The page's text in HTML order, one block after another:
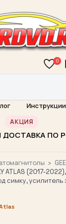
0
Инструкции
АКЦИЯ
ДОСТАВКА ПО
›
ATLAS (2017-
симку, усилитель